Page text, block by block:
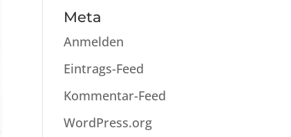
Meta
Anmelden
Eintrags-Feed
Kommentar-Feed
WordPress.org